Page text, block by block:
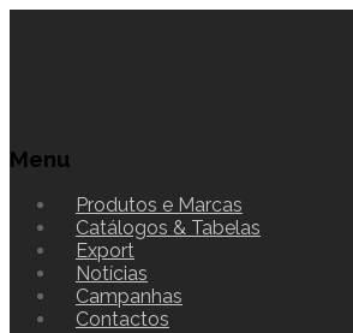
Menu
Produtos e Marcas
Catálogos & Tabelas
Export
Notícias
Campanhas
Contactos